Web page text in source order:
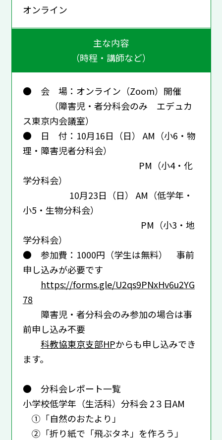
オンライン
主な内容
（時程・講師など）
● 会 場：オンライン（Zoom）開催
（障害児・者分科会のみ エデュカ
ス東京内会議室）
● 日 付：10月16日（日） AM（小6・物
理・障害児者分科会）
PM（小4・化
学分科会）
10月23日（日） AM（低学年・
小5・生物分科会）
PM（小3・地
学分科会）
● 参加費：1000円（学生は無料） 事前
申し込みが必要です
https://forms.gle/U2qs9PNxHv6u2YG
78
障害児・者分科会のみ参加の場合は事
前申し込み不要
科教協東京支部HPからも申し込みでき
ます。
● 分科会レポート一覧
小学校低学年（生活科）分科会 2３日AM
①「自然のおたより」
②「折り紙で「飛ぶタネ」を作ろう」